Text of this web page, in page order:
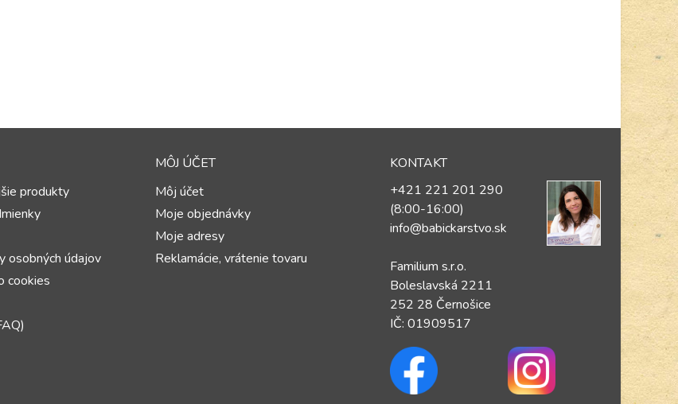
produkty
osobných údajov
cookies
MÔJ ÚČET
Môj účet
Moje objednávky
Moje adresy
Reklamácie, vrátenie tovaru
KONTAKT
+421 221 201 290
(8:00-16:00)
info@babickarstvo.sk
Familium s.r.o.
Boleslavská 2211
252 28 Černošice
IČ: 01909517